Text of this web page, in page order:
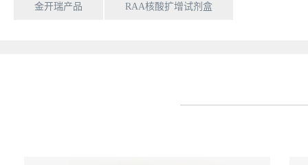
金开瑞产品 RAA核酸扩增试剂盒